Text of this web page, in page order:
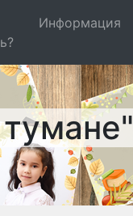
Информация